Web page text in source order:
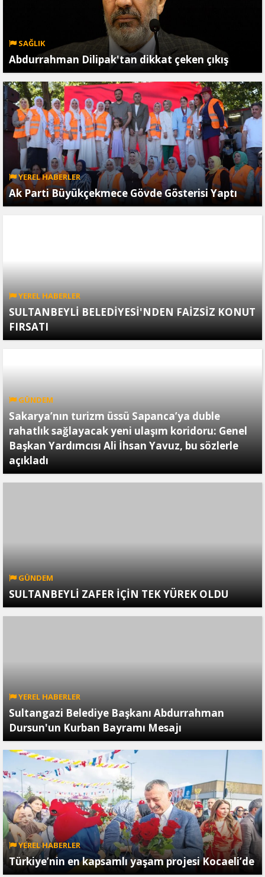
SAĞLIK
Abdurrahman Dilipak'tan dikkat çeken çıkış
YEREL HABERLER
Ak Parti Büyükçekmece Gövde Gösterisi Yaptı
YEREL HABERLER
SULTANBEYLİ BELEDİYESİ'NDEN FAİZSİZ KONUT
FIRSATI
GÜNDEM
Sakarya’nın turizm üssü Sapanca’ya duble
rahatlık sağlayacak yeni ulaşım koridoru: Genel
Başkan Yardımcısı Ali İhsan Yavuz, bu sözlerle
açıkladı
GÜNDEM
SULTANBEYLİ ZAFER İÇİN TEK YÜREK OLDU
YEREL HABERLER
Sultangazi Belediye Başkanı Abdurrahman
Dursun'un Kurban Bayramı Mesajı
YEREL HABERLER
Türkiye’nin en kapsamlı yaşam projesi Kocaeli’de